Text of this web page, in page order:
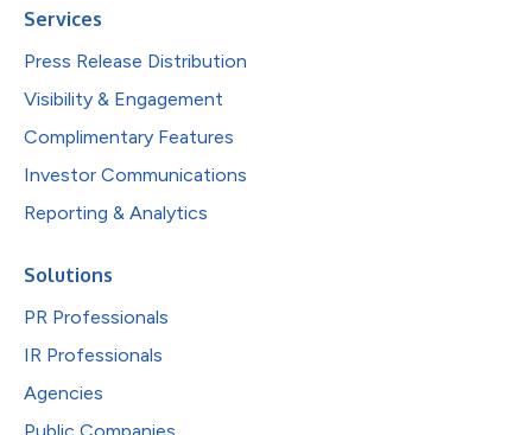
Services
Press Release Distribution
Visibility & Engagement
Complimentary Features
Investor Communications
Reporting & Analytics
Solutions
PR Professionals
IR Professionals
Agencies